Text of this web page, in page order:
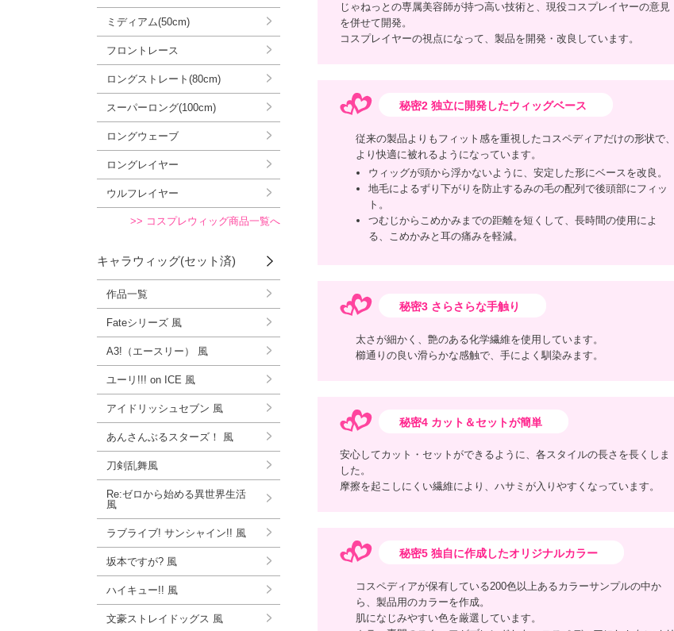
じゃねっとの専属美容師が持つ高い技術と、現役コスプレイヤーの意見
を併せて開発。
コスプレイヤーの視点になって、製品を開発・改良しています。
秘密2 独立に開発したウィッグベース
従来の製品よりもフィット感を重視したコスペディアだけの形状で、
より快適に被れるようになっています。
ウィッグが頭から浮かないように、安定した形にベースを改良。
地毛によるずり下がりを防止するみの毛の配列で後頭部にフィッ
ト。
つむじからこめかみまでの距離を短くして、長時間の使用によ
る、こめかみと耳の痛みを軽減。
秘密3 さらさらな手触り
太さが細かく、艶のある化学繊維を使用しています。
櫛通りの良い滑らかな感触で、手によく馴染みます。
秘密4 カット＆セットが簡単
安心してカット・セットができるように、各スタイルの長さを長くしま
した。
摩擦を起こしにくい繊維により、ハサミが入りやすくなっています。
秘密5 独自に作成したオリジナルカラー
コスペディアが保有している200色以上あるカラーサンプルの中か
ら、製品用のカラーを作成。
肌になじみやすい色を厳選しています。
ミディアム(50cm)
フロントレース
ロングストレート(80cm)
スーパーロング(100cm)
ロングウェーブ
ロングレイヤー
ウルフレイヤー
>> コスプレウィッグ商品一覧へ
キャラウィッグ(セット済)
作品一覧
Fateシリーズ 風
A3!（エースリー） 風
ユーリ!!! on ICE 風
アイドリッシュセブン 風
あんさんぶるスターズ！ 風
刀剣乱舞風
Re:ゼロから始める異世界生活
風
ラブライブ! サンシャイン!! 風
坂本ですが? 風
ハイキュー!! 風
文豪ストレイドッグス 風